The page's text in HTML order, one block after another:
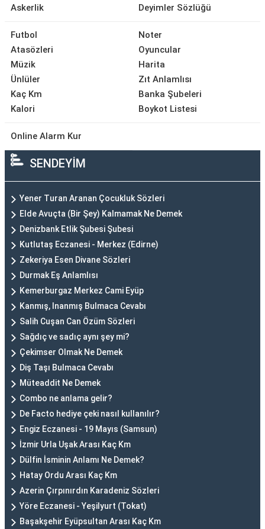
Askerlik
Deyimler Sözlüğü
Futbol
Atasözleri
Müzik
Ünlüler
Kaç Km
Kalori
Noter
Oyuncular
Harita
Zıt Anlamlısı
Banka Şubeleri
Boykot Listesi
Online Alarm Kur
SENDEYİM
Yener Turan Aranan Çocukluk Sözleri
Elde Avuçta (Bir Şey) Kalmamak Ne Demek
Denizbank Etlik Şubesi Şubesi
Kutlutaş Eczanesi - Merkez (Edirne)
Zekeriya Esen Divane Sözleri
Durmak Eş Anlamlısı
Kemerburgaz Merkez Cami Eyüp
Kanmış, Inanmış Bulmaca Cevabı
Salih Cuşan Can Özüm Sözleri
Sağdıç ve sadıç aynı şey mi?
Çekimser Olmak Ne Demek
Diş Taşı Bulmaca Cevabı
Müteaddit Ne Demek
Combo ne anlama gelir?
De Facto hediye çeki nasıl kullanılır?
Engiz Eczanesi - 19 Mayıs (Samsun)
İzmir Urla Uşak Arası Kaç Km
Dülfin İsminin Anlamı Ne Demek?
Hatay Ordu Arası Kaç Km
Azerin Çırpınırdın Karadeniz Sözleri
Yöre Eczanesi - Yeşilyurt (Tokat)
Başakşehir Eyüpsultan Arası Kaç Km